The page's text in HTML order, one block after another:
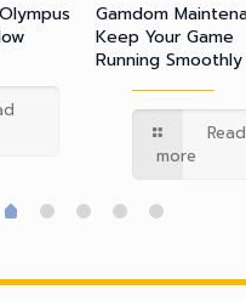
Olympus Big Wins Await
more
Gamdom
Keep Your Game
Running
Read
more